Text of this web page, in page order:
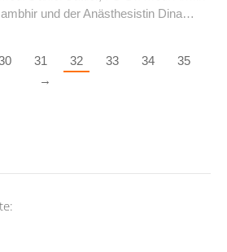
und der Anästhesistin Dina…
31 32 33 34
35
→